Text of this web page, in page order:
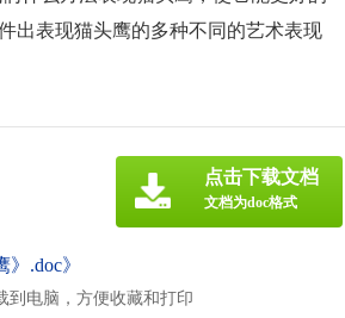
出表现猫头鹰的多种不同的艺术表现
》.doc》
到电脑，方便收藏和打印
点击下载文档
文档为doc格式